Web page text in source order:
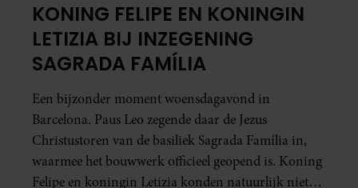
KONING FELIPE EN KONINGIN
LETIZIA BIJ INZEGENING
SAGRADA FAMÍLIA
Een bijzonder moment woensdagavond in
Barcelona. Paus Leo zegende daar de Jezus
Christustoren van de basiliek Sagrada Família in,
waarmee het bouwwerk officieel geopend is. Koning
Felipe en koningin Letizia konden natuurlijk niet